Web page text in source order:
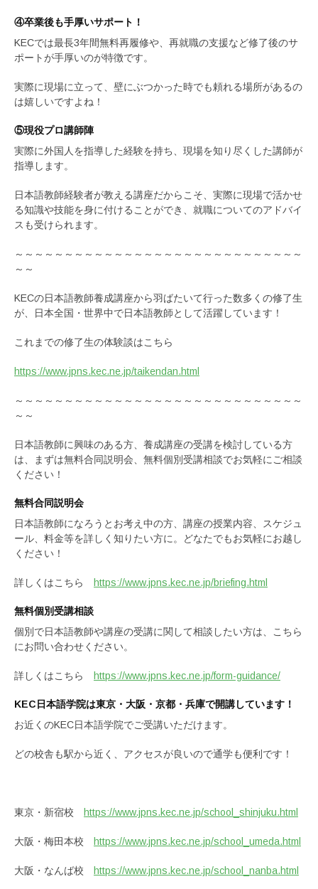
④卒業後も手厚いサポート！
KECでは最長3年間無料再履修や、再就職の支援など修了後のサ
ポートが手厚いのが特徴です。
実際に現場に立って、壁にぶつかった時でも頼れる場所があるの
は嬉しいですよね！
⑤現役プロ講師陣
実際に外国人を指導した経験を持ち、現場を知り尽くした講師が
指導します。
日本語教師経験者が教える講座だからこそ、実際に現場で活かせ
る知識や技能を身に付けることができ、就職についてのアドバイ
スも受けられます。
～～～～～～～～～～～～～～～～～～～～～～～～～～～～～
～～
KECの日本語教師養成講座から羽ばたいて行った数多くの修了生
が、日本全国・世界中で日本語教師として活躍しています！
これまでの修了生の体験談はこちら
https://www.jpns.kec.ne.jp/taikendan.html
～～～～～～～～～～～～～～～～～～～～～～～～～～～～～
～～
日本語教師に興味のある方、養成講座の受講を検討している方
は、まずは無料合同説明会、無料個別受講相談でお気軽にご相談
ください！
無料合同説明会
日本語教師になろうとお考え中の方、講座の授業内容、スケジュ
ール、料金等を詳しく知りたい方に。どなたでもお気軽にお越し
ください！
詳しくはこちら https://www.jpns.kec.ne.jp/briefing.html
無料個別受講相談
個別で日本語教師や講座の受講に関して相談したい方は、こちら
にお問い合わせください。
詳しくはこちら https://www.jpns.kec.ne.jp/form-guidance/
KEC日本語学院は東京・大阪・京都・兵庫で開講しています！
お近くのKEC日本語学院でご受講いただけます。
どの校舎も駅から近く、アクセスが良いので通学も便利です！
東京・新宿校 https://www.jpns.kec.ne.jp/school_shinjuku.html
大阪・梅田本校 https://www.jpns.kec.ne.jp/school_umeda.html
大阪・なんば校 https://www.jpns.kec.ne.jp/school_nanba.html